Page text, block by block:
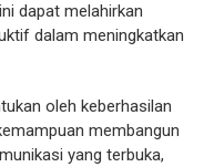
dapat melahirkan
dalam meningkatkan
oleh keberhasilan
membangun
yang terbuka,